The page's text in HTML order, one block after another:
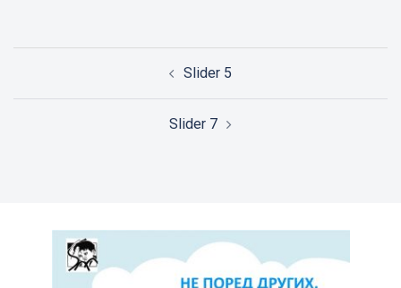
Slider 5
Slider 7